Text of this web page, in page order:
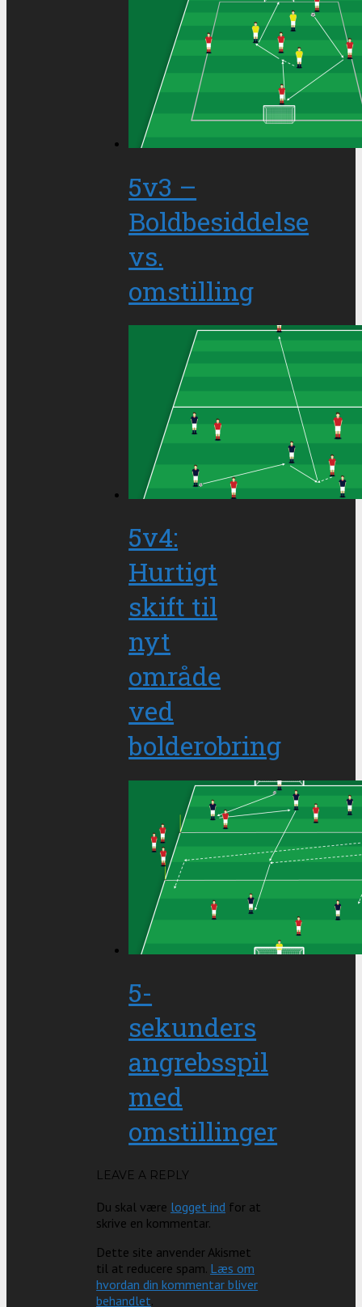
5v3 –
Boldbesiddelse
vs.
omstilling
5v4:
Hurtigt
skift til
nyt
område
ved
bolderobring
5-
sekunders
angrebsspil
med
omstillinger
LEAVE A REPLY
Du skal være logget ind for at
skrive en kommentar.
Dette site anvender Akismet
til at reducere spam. Læs om
hvordan din kommentar bliver
behandlet.